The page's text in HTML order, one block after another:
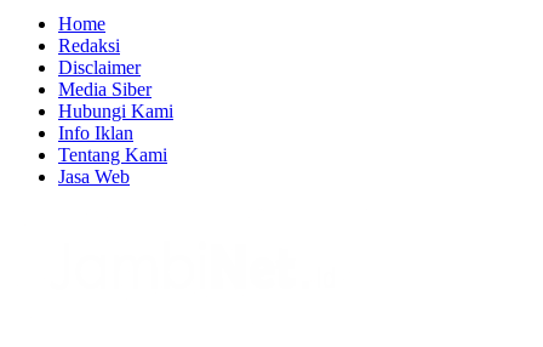
Home
Redaksi
Disclaimer
Media Siber
Hubungi Kami
Info Iklan
Tentang Kami
Jasa Web